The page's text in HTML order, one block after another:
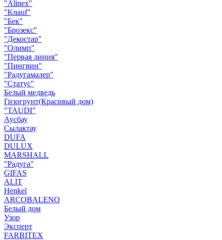
"Alinex"
"Knauf"
"Бек"
"Брозекс"
"Декостар"
"Олимп"
"Первая линия"
"Пингвин"
"Радугамалер"
"Статус"
Белый медведь
Гизогрунт(Красивый дом)
"TAUDI"
Аусбау
Сылактау
DUFA
DULUX
MARSHALL
"Радуга"
GIFAS
ALIT
Henkel
ARCOBALENO
Белый дом
Узор
Эксперт
FARBITEX